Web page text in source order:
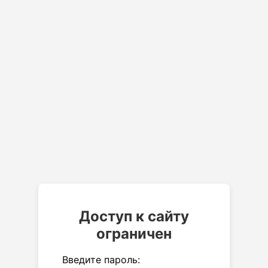
Доступ к сайту
ограничен
Введите пароль: